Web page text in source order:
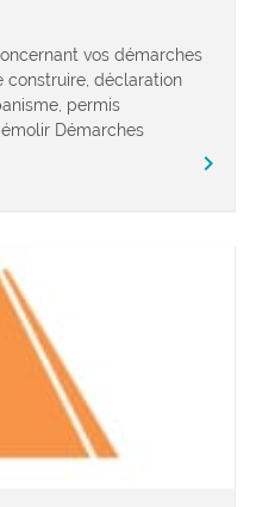
vos démarches
construire, déclaration
permis
Démarches
chevron_right